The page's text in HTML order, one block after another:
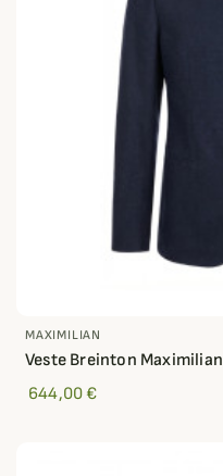
MAXIMILIAN
Veste Breinton Maximilian
644,00 €